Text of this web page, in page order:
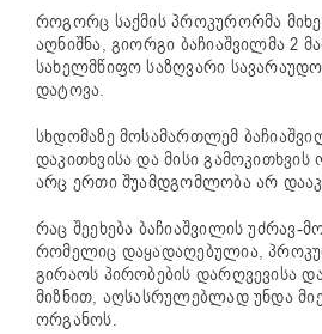
როგორც საქმის პროკურორმა
აღნიშნა, გიორგი ბაჩიაშვილმა 2
სახელმწიფო საზღვარი
დატოვა.
სხდომაზე მოსამართლემ
დაკითხვისა და მისი გამოკითხვის
არც ერთი შუამდგომლობა არ
რაც შეეხება ბაჩიაშვილის უძრავ-
რომელიც დაყადაღებულია,
გირაოს პირობების დარღვევისა
მიზნით, აღსასრულებლად უნდა
ორგანოს.